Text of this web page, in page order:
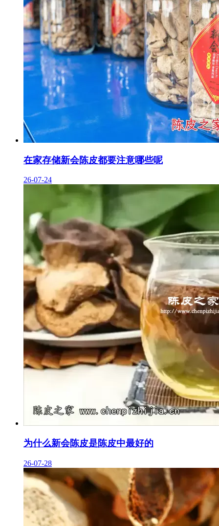
在家存储新会陈皮都要注意哪些呢
26-07-24
为什么新会陈皮是陈皮中最好的
26-07-28